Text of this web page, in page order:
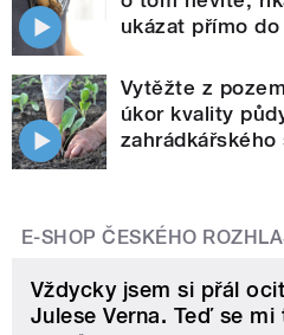
ukázat přímo
Vytěžte z
úkor kvality
zahrádkářského
E-SHOP ČESKÉHO
Vždycky jsem si přál
Julese Verna. Teď se mi